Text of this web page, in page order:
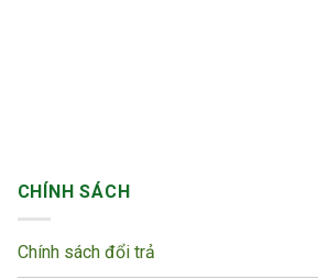
CHÍNH SÁCH
Chính sách đổi trả